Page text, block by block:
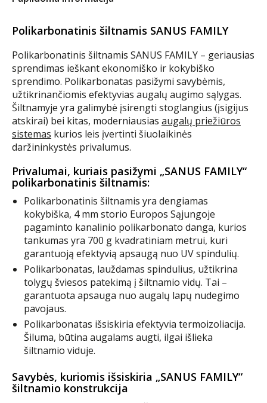
Polikarbonatinis šiltnamis SANUS FAMILY
Polikarbonatinis šiltnamis SANUS FAMILY – geriausias
sprendimas ieškant ekonomiško ir kokybiško
sprendimo. Polikarbonatas pasižymi savybėmis,
užtikrinančiomis efektyvias augalų augimo sąlygas.
Šiltnamyje yra galimybė įsirengti stoglangius (įsigijus
atskirai) bei kitas, moderniausias augalų priežiūros
sistemas kurios leis įvertinti šiuolaikinės
daržininkystės privalumus.
Privalumai, kuriais pasižymi „SANUS FAMILY“
polikarbonatinis šiltnamis:
Polikarbonatinis šiltnamis yra dengiamas
kokybiška, 4 mm storio Europos Sąjungoje
pagaminto kanalinio polikarbonato danga, kurios
tankumas yra 700 g kvadratiniam metrui, kuri
garantuoją efektyvią apsaugą nuo UV spindulių.
Polikarbonatas, lauždamas spindulius, užtikrina
tolygų šviesos patekimą į šiltnamio vidų. Tai –
garantuota apsauga nuo augalų lapų nudegimo
pavojaus.
Polikarbonatas išsiskiria efektyvia termoizoliacija.
Šiluma, būtina augalams augti, ilgai išlieka
šiltnamio viduje.
Savybės, kuriomis išsiskiria „SANUS FAMILY“
šiltnamio konstrukcija